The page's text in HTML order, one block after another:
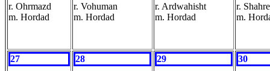
r. Ohrmazd
m. Hordad
r. Vohuman
m. Hordad
r. Ardwahisht
m. Hordad
r.
m.
27 28 29 30